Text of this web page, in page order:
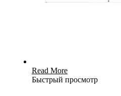
Read More
Быстрый просмотр